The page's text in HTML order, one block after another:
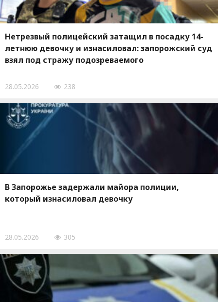
Нетрезвый полицейский затащил в посадку 14-
летнюю девочку и изнасиловал: запорожский суд
взял под стражу подозреваемого
28.05.2026 238
В Запорожье задержали майора полиции,
который изнасиловал девочку
28.05.2026 305